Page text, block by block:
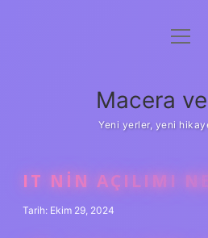
Anasayfa
Yasal
Macera
Yeni yerler, yeni
IT NIN AÇILIMI
Tarih: Ekim 29, 2024